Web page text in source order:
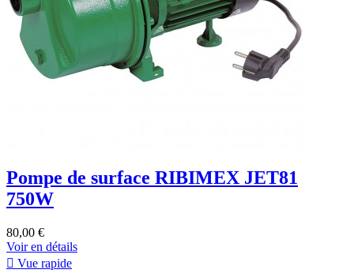
Pompe de surface RIBIMEX JET81
750W
80,00 €
Voir en détails
 Vue rapide